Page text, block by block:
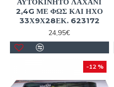
2,4G ΜΕ ΦΩΣ ΚΑΙ ΗΧΟ
33Χ9Χ28ΕΚ. 623172
24,95€
-12 %